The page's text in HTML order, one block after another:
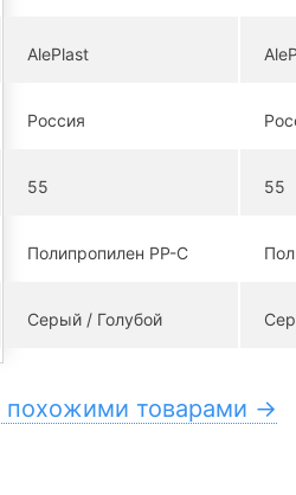
AlePlast
Россия
55
Полипропилен PP-C
Серый / Голубой
55
похожими товарами →